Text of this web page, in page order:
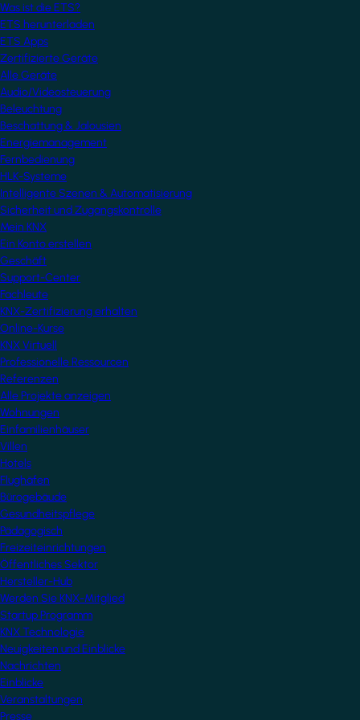
Was ist die ETS?
ETS herunterladen
ETS Apps
Zertifizierte Geräte
Alle Geräte
Audio/Videosteuerung
Beleuchtung
Beschattung & Jalousien
Energiemanagement
Fernbedienung
HLK-Systeme
Intelligente Szenen & Automatisierung
Sicherheit und Zugangskontrolle
Mein KNX
Ein Konto erstellen
Geschäft
Support-Center
Fachleute
KNX-Zertifizierung erhalten
Online-Kurse
KNX Virtuell
Professionelle Ressourcen
Referenzen
Alle Projekte anzeigen
Wohnungen
Einfamilienhäuser
Villen
Hotels
Flughäfen
Bürogebäude
Gesundheitspflege
Pädagogisch
Freizeiteinrichtungen
Öffentliches Sektor
Hersteller-Hub
Werden Sie KNX-Mitglied
Startup Programm
KNX Technologie
Neuigkeiten und Einblicke
Nachrichten
Einblicke
Veranstaltungen
Presse